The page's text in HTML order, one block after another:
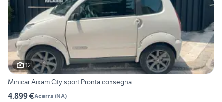
12
Minicar Aixam City sport Pronta consegna
4.899 €Acerra (NA)